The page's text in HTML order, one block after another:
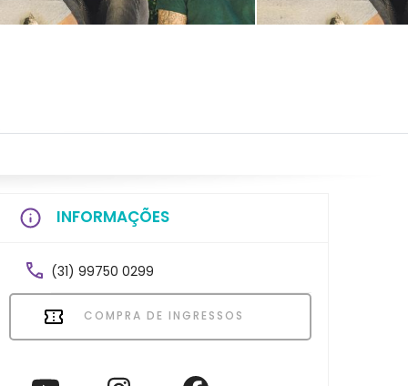
INFORMAÇÕES
(31) 99750 0299
COMPRA DE INGRESSOS